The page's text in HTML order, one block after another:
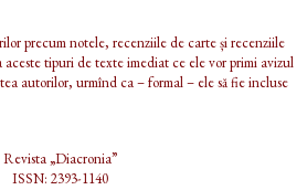
precum notele, recenziile de carte și recenziile
tipuri de texte imediat ce ele vor primi avizul
autorilor, urmînd ca – formal – ele să fie incluse
Revista „Diacronia”
ISSN: 2393-1140